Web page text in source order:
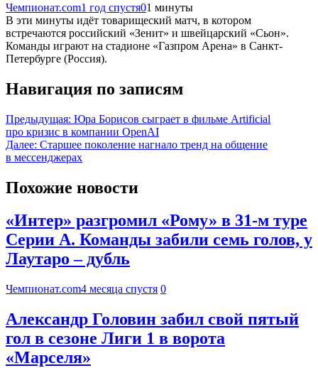
Чемпионат.com1 год спустя01 минуты
В эти минуты идёт товарищеский матч, в котором
встречаются российский «Зенит» и швейцарский «Сьон».
Команды играют на стадионе «Газпром Арена» в Санкт-
Петербурге (Россия).
Навигация по записям
Предыдущая: Юра Борисов сыграет в фильме Artificial
про кризис в компании OpenAI
Далее: Старшее поколение нагнало тренд на общение
в мессенджерах
Похожие новости
«Интер» разгромил «Рому» в 31-м туре
Серии А. Команды забили семь голов, у
Лаутаро – дубль
Чемпионат.com4 месяца спустя 0
Александр Головин забил свой пятый
гол в сезоне Лиги 1 в ворота
«Марселя»